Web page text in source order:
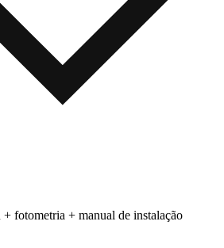
+ fotometria + manual de instalação